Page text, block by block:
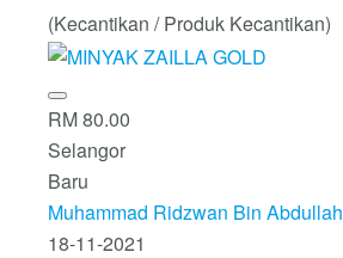
(Kecantikan / Produk Kecantikan)
RM 80.00
Selangor
Baru
Muhammad Ridzwan Bin Abdullah
18-11-2021